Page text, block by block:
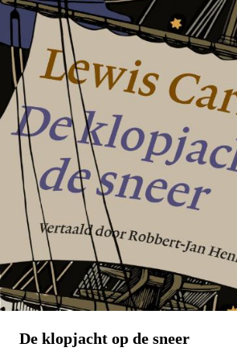
Tirade 503
€ 15,00
BESTEL
De klopjacht op de sneer